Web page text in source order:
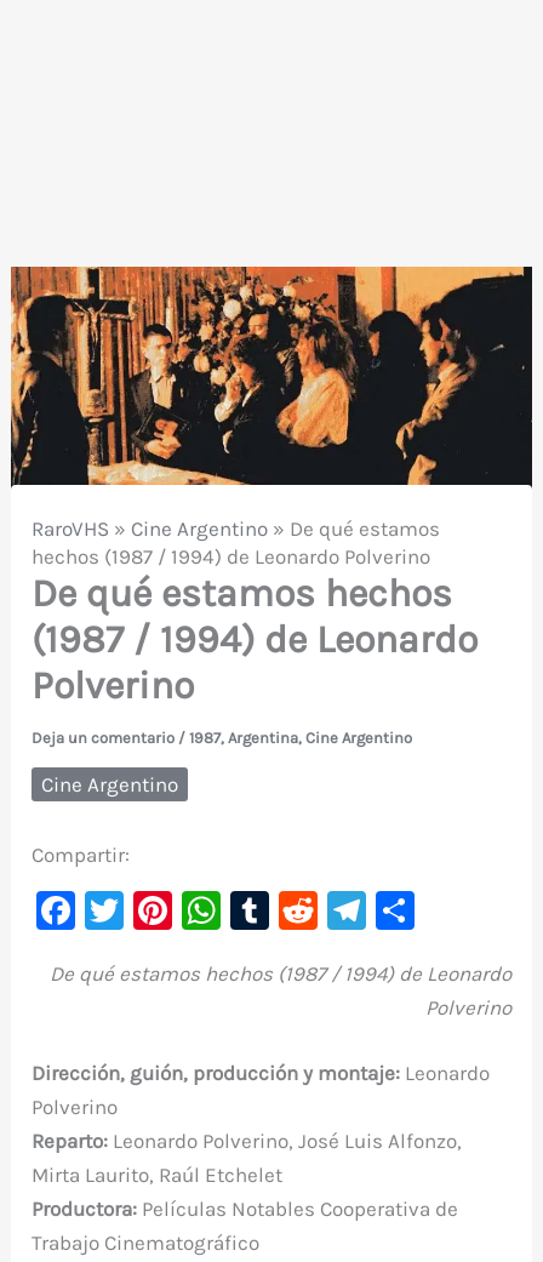
RaroVHS » Cine Argentino » De qué estamos
hechos (1987 / 1994) de Leonardo Polverino
De qué estamos hechos
(1987 / 1994) de Leonardo
Polverino
Deja un comentario /1987,Argentina,Cine Argentino
Cine Argentino
Compartir:
F
c
b
o
o
k
T
it
r
Pi
er
st
W
at
A
p
T
m
r
R
d
t
Te
gr
m
m
p
ar
r
De qué estamos hechos (1987 / 1994) de Leonardo
Polverino
Dirección, guión, producción y montaje: Leonardo
Polverino
Reparto: Leonardo Polverino, José Luis Alfonzo,
Mirta Laurito, Raúl Etchelet
Productora: Películas Notables Cooperativa de
Trabajo Cinematográfico